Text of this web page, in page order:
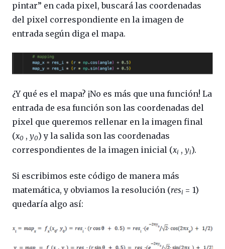
pintar” en cada pixel, buscará las coordenadas
del pixel correspondiente en la imagen de
entrada según diga el mapa.
¿Y qué es el mapa? ¡No es más que una función! La
entrada de esa función son las coordenadas del
pixel que queremos rellenar en la imagen final
(x0 , y0) y la salida son las coordenadas
correspondientes de la imagen inicial (xi , yi).
Si escribimos este código de manera más
matemática, y obviamos la resolución (resi = 1)
quedaría algo así: